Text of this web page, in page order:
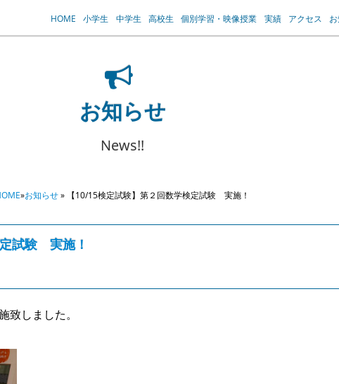
HOME 小学生 中学生 高校生 個別学習・映像授業 実績 アクセス
お知らせ
News!!
»お知らせ» 【10/15検定試験】第２回数学検定試験 実施！
試験 実施！
致しました。